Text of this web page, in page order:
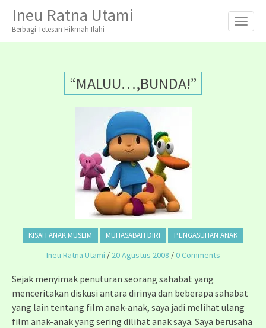
I
Ineu Ratna Utami
Berbagi Tetesan Hikmah Ilahi
“MALUU…,BUNDA!”
KISAH ANAK MUSLIM MUHASABAH DIRI PENGASUHAN ANAK
Ineu Ratna Utami / 20 Agustus 2008 /0 Comments
Sejak menyimak penuturan seorang sahabat yang
menceritakan diskusi antara dirinya dan beberapa sahabat
yang lain tentang film anak-anak, saya jadi melihat ulang
film anak-anak yang sering dilihat anak saya. Saya berusaha